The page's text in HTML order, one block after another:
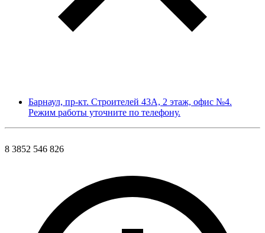
Барнаул, пр-кт. Строителей 43А, 2 этаж, офис №4.
Режим работы уточните по телефону.
8 3852 546 826